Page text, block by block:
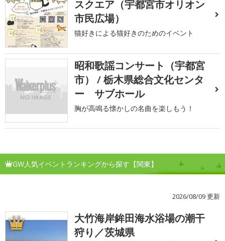
スクエア（宇都宮市オリオン
市民広場）
猫好きによる猫好きのためのイベント
昭和歌謡コンサート（宇都宮
市） / 栃木県総合文化センタ
ー サブホール
胸が高鳴る懐かしの名曲を楽しもう！
GW人気イベントランキングから探す【関東】
2026/08/09 更新
1
大竹海岸鉾田海水浴場の潮干
狩り／茨城県